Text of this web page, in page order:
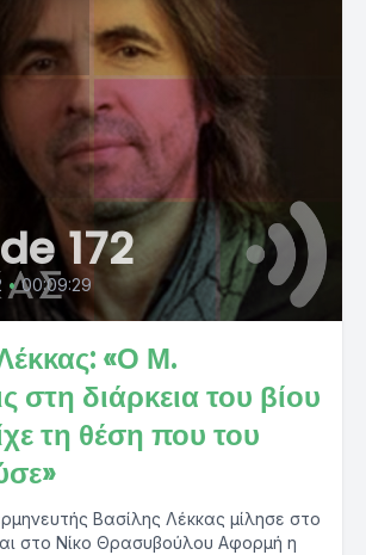
172
• 00:09:29
«Ο Μ.
στη διάρκεια του βίου
τη θέση που του
Βασίλης Λέκκας μίλησε στο
στο Νίκο Θρασυβούλου Αφορμή η